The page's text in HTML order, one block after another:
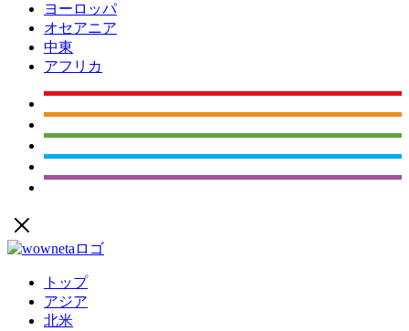
ヨーロッパ
オセアニア
中東
アフリカ
トップ
アジア
北米